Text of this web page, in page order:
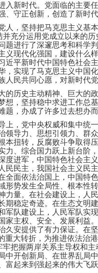
入新时代。党面临的主
守正创新，创造了新时
人，坚持把马克思主义
并充分运用党成立以来的
题进行了深邃思考和科
义现代化强国，建设什
近平新时代中国特色社
，实现了马克思主义中
民共同心愿，对新时代
的历史主动精神、巨大
想，坚持稳中求进工作
，办成了许多过去想办
上，党中央权威和集中
领导力、思想引领力、群
本扭转，反腐败斗争取
力、综合国力跃上新台
度进军，中国特色社会主
民民主，我国社会主义
全面依法治国上，中国
形势发生全局性、根本
力量。在社会建设上，
期稳定奇迹。在生态文
军队建设上，人民军队
家主权、安全、发展利
安提供了有力保证。在
重大转折，为推进依法治
牢把握两岸关系主导权和
中开创新局、在世界乱
起来到强起来的伟大飞跃